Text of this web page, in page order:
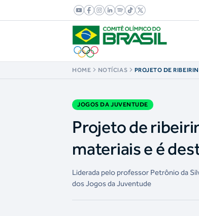
HOME NOTÍCIAS
PROJETO DE
JOGOS DA JUVENTUDE
Projeto de
materiais e é
Liderada pelo professor Petrônio da
dos Jogos da Juventude